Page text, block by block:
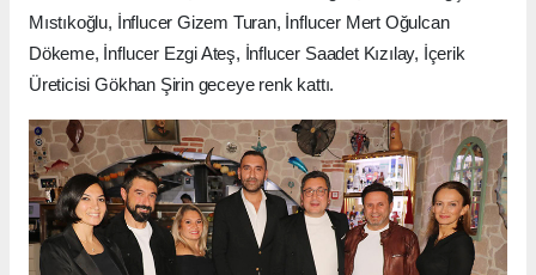
Mıstıkoğlu, İnflucer Gizem Turan, İnflucer Mert Oğulcan
Dökeme, İnflucer Ezgi Ateş, İnflucer Saadet Kızılay, İçerik
Üreticisi Gökhan Şirin geceye renk kattı.